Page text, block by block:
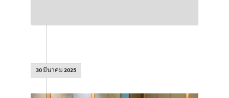
30 มีนาคม 2025